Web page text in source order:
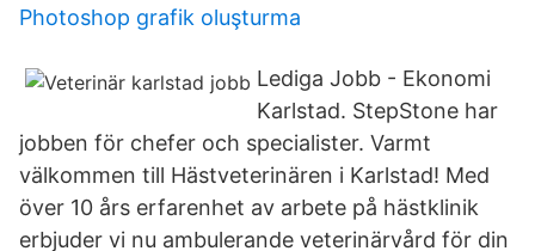
Photoshop grafik oluşturma
Lediga Jobb - Ekonomi
Karlstad. StepStone har
jobben för chefer och specialister. Varmt
välkommen till Hästveterinären i Karlstad! Med
över 10 års erfarenhet av arbete på hästklinik
erbjuder vi nu ambulerande veterinärvård för din